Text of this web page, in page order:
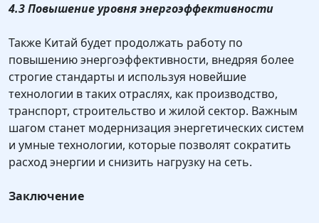
4.3 Повышение уровня энергоэффективности
Также Китай будет продолжать работу по
повышению энергоэффективности, внедряя более
строгие стандарты и используя новейшие
технологии в таких отраслях, как производство,
транспорт, строительство и жилой сектор. Важным
шагом станет модернизация энергетических систем
и умные технологии, которые позволят сократить
расход энергии и снизить нагрузку на сеть.
Заключение